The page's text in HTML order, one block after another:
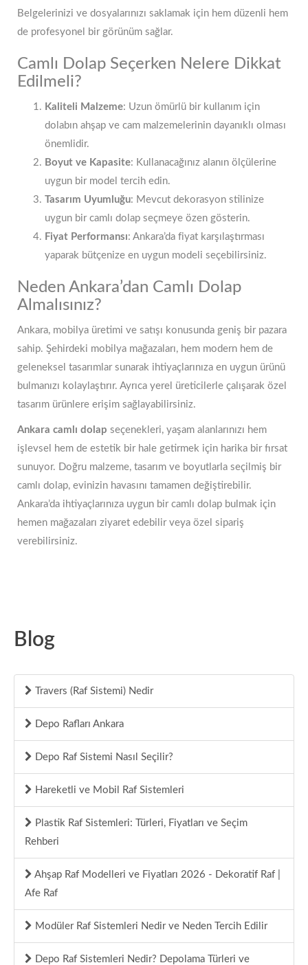
Belgelerinizi ve dosyalarınızı saklamak için hem düzenli hem
de profesyonel bir görünüm sağlar.
Camlı Dolap Seçerken Nelere Dikkat
Edilmeli?
Kaliteli Malzeme: Uzun ömürlü bir kullanım için
dolabın ahşap ve cam malzemelerinin dayanıklı olması
önemlidir.
Boyut ve Kapasite: Kullanacağınız alanın ölçülerine
uygun bir model tercih edin.
Tasarım Uyumluğu: Mevcut dekorasyon stilinize
uygun bir camlı dolap seçmeye özen gösterin.
Fiyat Performansı: Ankara’da fiyat karşılaştırması
yaparak bütçenize en uygun modeli seçebilirsiniz.
Neden Ankara’dan Camlı Dolap
Almalısınız?
Ankara, mobilya üretimi ve satışı konusunda geniş bir pazara
sahip. Şehirdeki mobilya mağazaları, hem modern hem de
geleneksel tasarımlar sunarak ihtiyaçlarınıza en uygun ürünü
bulmanızı kolaylaştırır. Ayrıca yerel üreticilerle çalışarak özel
tasarım ürünlere erişim sağlayabilirsiniz.
Ankara camlı dolap seçenekleri, yaşam alanlarınızı hem
işlevsel hem de estetik bir hale getirmek için harika bir fırsat
sunuyor. Doğru malzeme, tasarım ve boyutlarla seçilmiş bir
camlı dolap, evinizin havasını tamamen değiştirebilir.
Ankara’da ihtiyaçlarınıza uygun bir camlı dolap bulmak için
hemen mağazaları ziyaret edebilir veya özel sipariş
verebilirsiniz.
Blog
Travers (Raf Sistemi) Nedir
Depo Rafları Ankara
Depo Raf Sistemi Nasıl Seçilir?
Hareketli ve Mobil Raf Sistemleri
Plastik Raf Sistemleri: Türleri, Fiyatları ve Seçim
Rehberi
Ahşap Raf Modelleri ve Fiyatları 2026 - Dekoratif Raf |
Afe Raf
Modüler Raf Sistemleri Nedir ve Neden Tercih Edilir
Depo Raf Sistemleri Nedir? Depolama Türleri ve